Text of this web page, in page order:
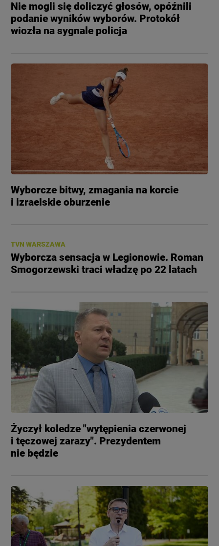
Nie mogli się doliczyć głosów, opóźnili
podanie wyników wyborów. Protokół
wiozła na sygnale policja
Wyborcze bitwy, zmagania na korcie
i izraelskie oburzenie
TVN WARSZAWA
Wyborcza sensacja w Legionowie. Roman
Smogorzewski traci władzę po 22 latach
Życzył koledze "wytępienia czerwonej
i tęczowej zarazy". Prezydentem
nie będzie